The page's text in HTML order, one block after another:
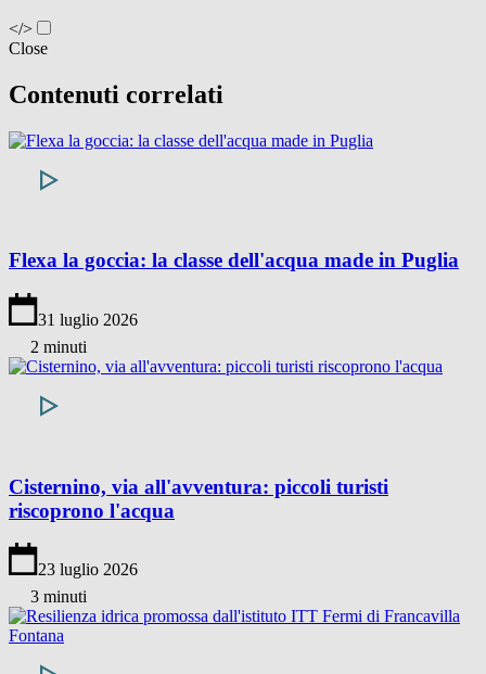
</>
Close
Contenuti correlati
Flexa la goccia: la classe dell'acqua made in Puglia
31 luglio 2026
2 minuti
Cisternino, via all'avventura: piccoli turisti
riscoprono l'acqua
23 luglio 2026
3 minuti